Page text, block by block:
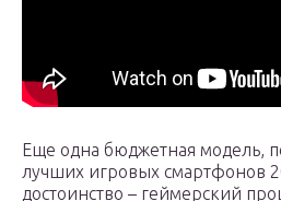
Еще одна бюджетная модель,
лучших игровых смартфонов
достоинство – геймерский